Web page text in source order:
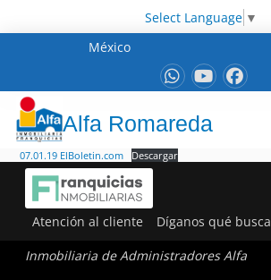
Select Language ▼
México
Alfa Romareda
07.01.19 ElBoletin.com Descargar
Atención al cliente Díganos qué busca
Inmobiliaria de Administradores Alfa